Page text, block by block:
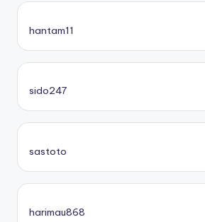
hantam11
sido247
sastoto
harimau868